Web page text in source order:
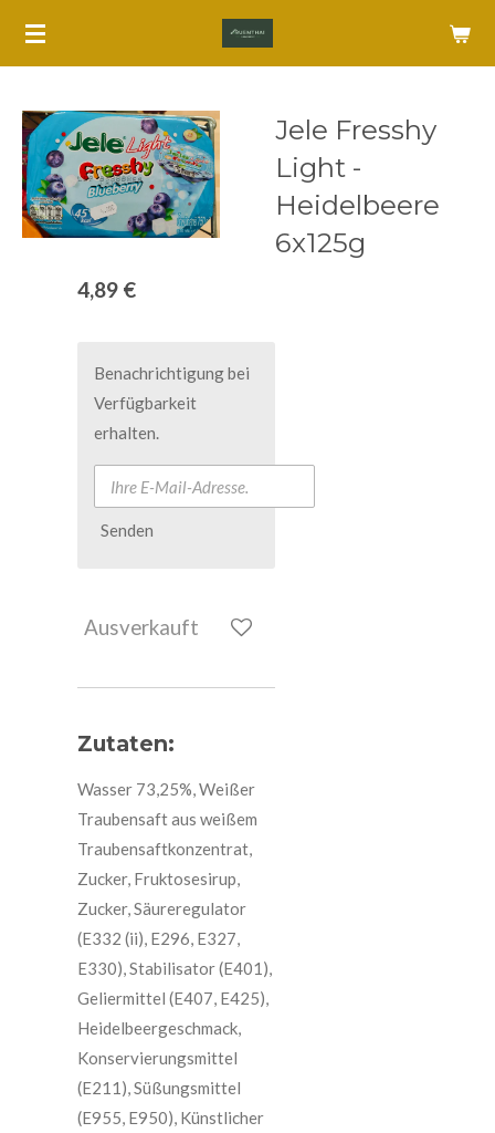
Zum
Jele Fresshy
Light -
Heidelbeere
6x125g
4,89 €
Benachrichtigung bei
Verfügbarkeit
erhalten.
Senden
Ausverkauft
Zutaten:
Wasser 73,25%, Weißer
Traubensaft aus weißem
Traubensaftkonzentrat,
Zucker, Fruktosesirup,
Zucker, Säureregulator
(E332 (ii), E296, E327,
E330), Stabilisator (E401),
Geliermittel (E407, E425),
Heidelbeergeschmack,
Konservierungsmittel
(E211), Süßungsmittel
(E955, E950), Künstlicher